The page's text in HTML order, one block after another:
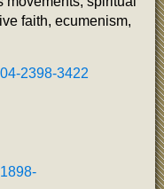
faith, ecumenism,
2398-3422